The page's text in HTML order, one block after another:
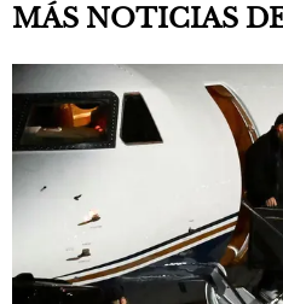
MÁS NOTICIAS